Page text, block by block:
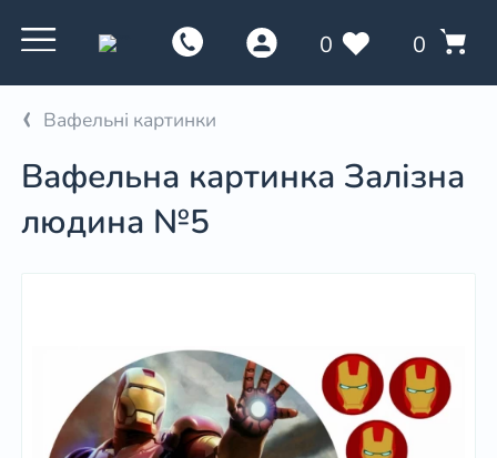
0 0
Вафельні картинки
Вафельна картинка Залізна
людина №5